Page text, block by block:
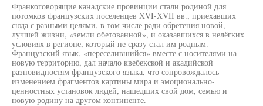
Франкоговорящие канадские провинции стали родиной для
потомков французских поселенцев XVI-XVII вв., приехавших
сюда с разными целями, в том числе ради обретения новой,
лучшей жизни, «земли обетованной», и оказавшихся в нелёгких
условиях в регионе, который не сразу стал им родным.
Французский язык, «переселившийся» вместе с носителями на
новую территорию, дал начало квебекской и акадийской
разновидностям французского языка, что сопровождалось
изменением фрагментов картины мира и эмоционально-
ценностных установок людей, нашедших свой дом, семью и
новую родину на другом континенте.